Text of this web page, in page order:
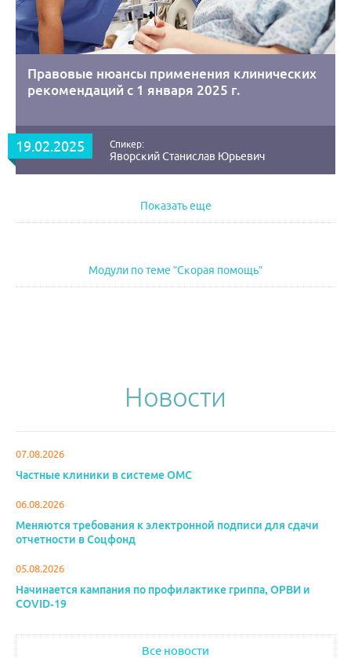
Правовые нюансы применения клинических
рекомендаций с 1 января 2025 г.
19.02.2025 Спикер:
Яворский Станислав Юрьевич
Показать еще
Модули по теме "Скорая помощь"
Новости
07.08.2026
Частные клиники в системе ОМС
06.08.2026
Меняются требования к электронной подписи для сдачи
отчетности в Соцфонд
05.08.2026
Начинается кампания по профилактике гриппа, ОРВИ и
COVID-19
Все новости